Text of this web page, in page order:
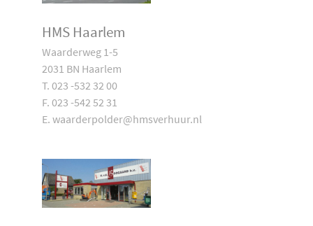
HMS Haarlem
Waarderweg 1-5
2031 BN Haarlem
T. 023 -532 32 00
F. 023 -542 52 31
E. waarderpolder@hmsverhuur.nl